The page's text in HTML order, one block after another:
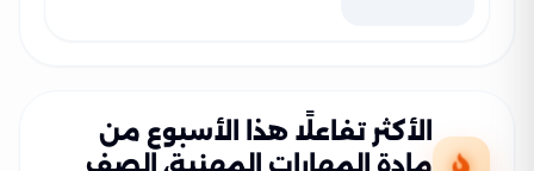
الأكثر تفاعلًا هذا الأسبوع من